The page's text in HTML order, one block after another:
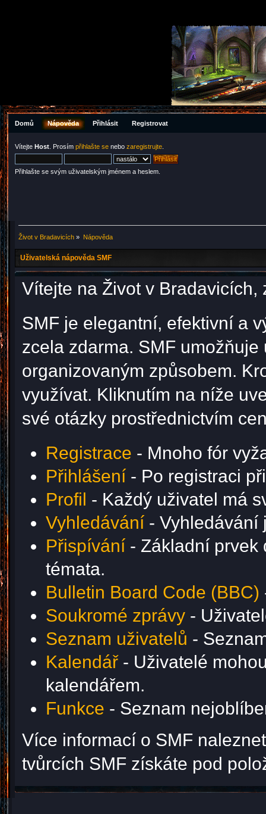
Domů Nápověda Přihlásit Registrovat
Vítejte Host . Prosím přihlašte se nebo zaregistrujte
Přihlašte se svým uživatelským jménem a heslem.
Život v Bradavicích » Nápověda
Uživatelská nápověda SMF
Vítejte na Život v
SMF je elegantní, efektivní a
zcela zdarma. SMF
organizovaným způsobem.
využívat. Kliknutím na níže
své otázky prostřednictvím
Registrace - Mnoho fór
Přihlášení - Po registraci
Profil - Každý uživatel má
Vyhledávání - Vyhledávání
Přispívání - Základní prvek
témata.
Bulletin Board Code (BBC)
Soukromé zprávy -
Seznam uživatelů -
Kalendář- Uživatelé
kalendářem.
Funkce - Seznam
Více informací o SMF
tvůrcích SMF získáte pod